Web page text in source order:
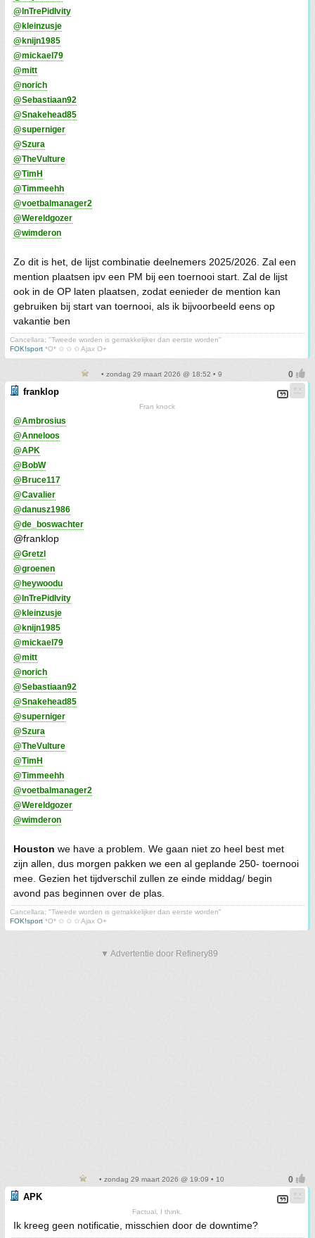
@InTrePidIvity
@kleinzusje
@knijn1985
@mickael79
@mitt
@norich
@Sebastiaan92
@Snakehead85
@superniger
@Szura
@TheVulture
@TimH
@Timmeehh
@voetbalmanager2
@Wereldgozer
@wimderon
Zo dit is het, de lijst combinatie deelnemers 2025/2026. Zal een
mention plaatsen ipv een PM bij een toernooi start. Zal de lijst
ook in de OP laten plaatsen, zodat eenieder de mention kan
gebruiken bij start van toernooi, als ik bijvoorbeeld eens op
vakantie ben
Cancellara; "Tweede worden is gemakkelijker dan eerste worden"
FOK!sport *O* ✩ ✩ ✩ Ajax O+
• zondag 29 maart 2026 @ 18:52 • 9
franklop
Fran knock
@Ambrosius
@Anneloos
@APK
@BobW
@Bruce117
@Cavalier
@danusz1986
@de_boswachter
@franklop
@Gretzl
@groenen
@heywoodu
@InTrePidIvity
@kleinzusje
@knijn1985
@mickael79
@mitt
@norich
@Sebastiaan92
@Snakehead85
@superniger
@Szura
@TheVulture
@TimH
@Timmeehh
@voetbalmanager2
@Wereldgozer
@wimderon
Houston we have a problem. We gaan niet zo heel best met
zijn allen, dus morgen pakken we een al geplande 250- toernooi
mee. Gezien het tijdverschil zullen ze einde middag/ begin
avond pas beginnen over de plas.
Cancellara; "Tweede worden is gemakkelijker dan eerste worden"
FOK!sport *O* ✩ ✩ ✩ Ajax O+
▼ Advertentie door Refinery89
• zondag 29 maart 2026 @ 19:09 • 10
APK
Factual, I think.
Ik kreeg geen notificatie, misschien door de downtime?